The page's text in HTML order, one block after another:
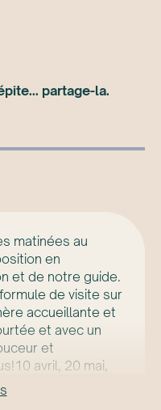
partage-la.
matinées au
en
et de notre guide.
de visite sur
accueillante et
et avec un
et
avril, 20 mai,
Ceci n'est
La collection